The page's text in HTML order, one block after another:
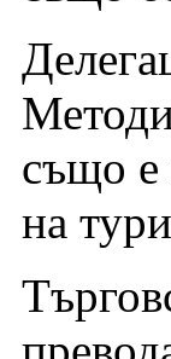
също е
на